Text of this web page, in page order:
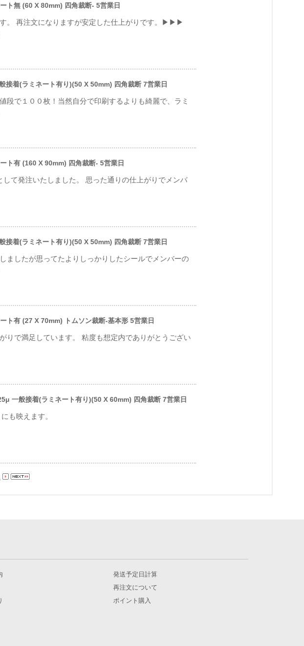
無 (60 X 80mm) 四角裁断- 5営業日
。 再注文になりますが安定した仕上がりです。▶▶▶
(ラミネート有り)(50 X 50mm) 四角裁断 7営業日
段で１００枚！当然自分で印刷するよりも綺麗で、ラミ
有 (160 X 90mm) 四角裁断- 5営業日
て発注いたしました。 思った通りの仕上がりでメンバ
(ラミネート有り)(50 X 50mm) 四角裁断 7営業日
ましたが思ってたよりしっかりしたシールでメンバーの
有 (27 X 70mm) トムソン裁断-基本形 5営業日
りで満足しています。 粘度も想定内でありがとうござい
般接着(ラミネート有り)(50 X 60mm) 四角裁断 7営業日
も映えます。
発送予定日計算
再注文について
ポイント購入